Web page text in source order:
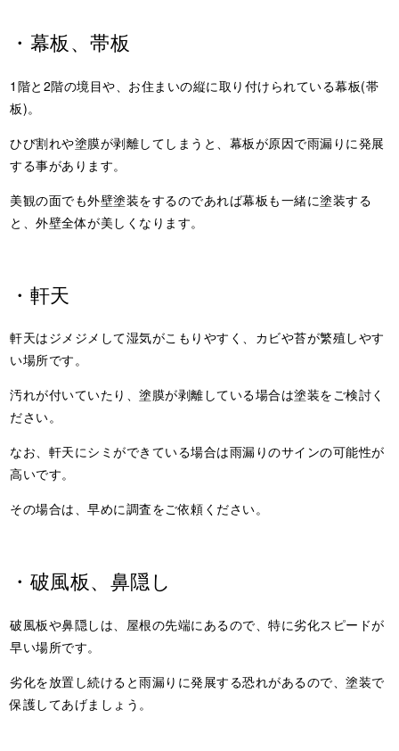
・幕板、帯板
1階と2階の境目や、お住まいの縦に取り付けられている幕板(帯
板)。
ひび割れや塗膜が剥離してしまうと、幕板が原因で雨漏りに発展
する事があります。
美観の面でも外壁塗装をするのであれば幕板も一緒に塗装する
と、外壁全体が美しくなります。
・軒天
軒天はジメジメして湿気がこもりやすく、カビや苔が繁殖しやす
い場所です。
汚れが付いていたり、塗膜が剥離している場合は塗装をご検討く
ださい。
なお、軒天にシミができている場合は雨漏りのサインの可能性が
高いです。
その場合は、早めに調査をご依頼ください。
・破風板、鼻隠し
破風板や鼻隠しは、屋根の先端にあるので、特に劣化スピードが
早い場所です。
劣化を放置し続けると雨漏りに発展する恐れがあるので、塗装で
保護してあげましょう。